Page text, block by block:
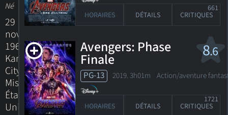
Né
29
novembre
1964
Kansas
City,
Missouri,
États-
Unis
HORAIRES DÉTAILS CRITIQUES
661
8.6
Avengers: Phase
Finale
PG-13 2019. 3h01m Action/aventure
HORAIRES DÉTAILS CRITIQUES
1721